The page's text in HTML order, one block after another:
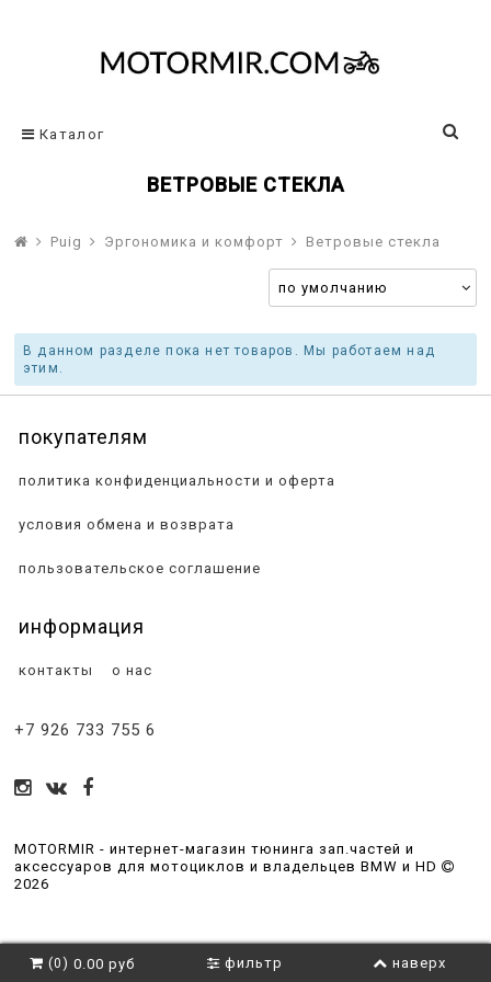
Каталог
ВЕТРОВЫЕ СТЕКЛА
Puig Эргономика и комфорт Ветровые стекла
В данном разделе пока нет товаров. Мы работаем над
этим.
покупателям
политика конфиденциальности и оферта
условия обмена и возврата
пользовательское соглашение
информация
контакты о нас
+7 926 733 755 6
MOTORMIR - интернет-магазин тюнинга зап.частей и
аксессуаров для мотоциклов и владельцев BMW и HD
2026
(0) 0.00 руб фильтр наверх